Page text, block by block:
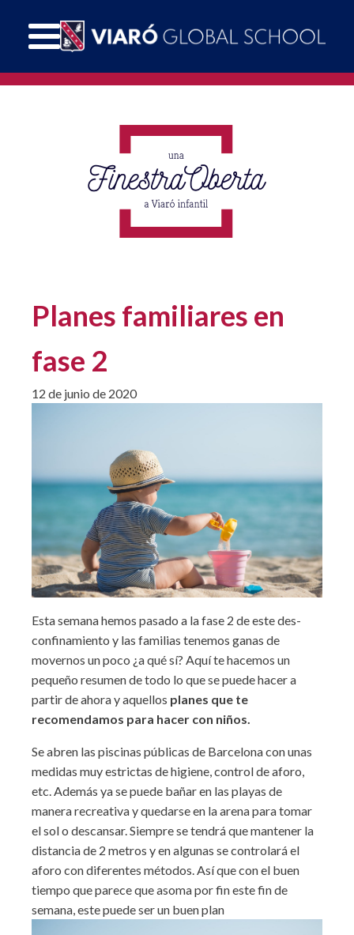
Planes familiares en
fase 2
12 de junio de 2020
Esta semana hemos pasado a la fase 2 de este des-
confinamiento y las familias tenemos ganas de
movernos un poco ¿a qué sí? Aquí te hacemos un
pequeño resumen de todo lo que se puede hacer a
partir de ahora y aquellos planes que te
recomendamos para hacer con niños.
Se abren las piscinas públicas de Barcelona con unas
medidas muy estrictas de higiene, control de aforo,
etc. Además ya se puede bañar en las playas de
manera recreativa y quedarse en la arena para tomar
el sol o descansar. Siempre se tendrá que mantener la
distancia de 2 metros y en algunas se controlará el
aforo con diferentes métodos. Así que con el buen
tiempo que parece que asoma por fin este fin de
semana, este puede ser un buen plan